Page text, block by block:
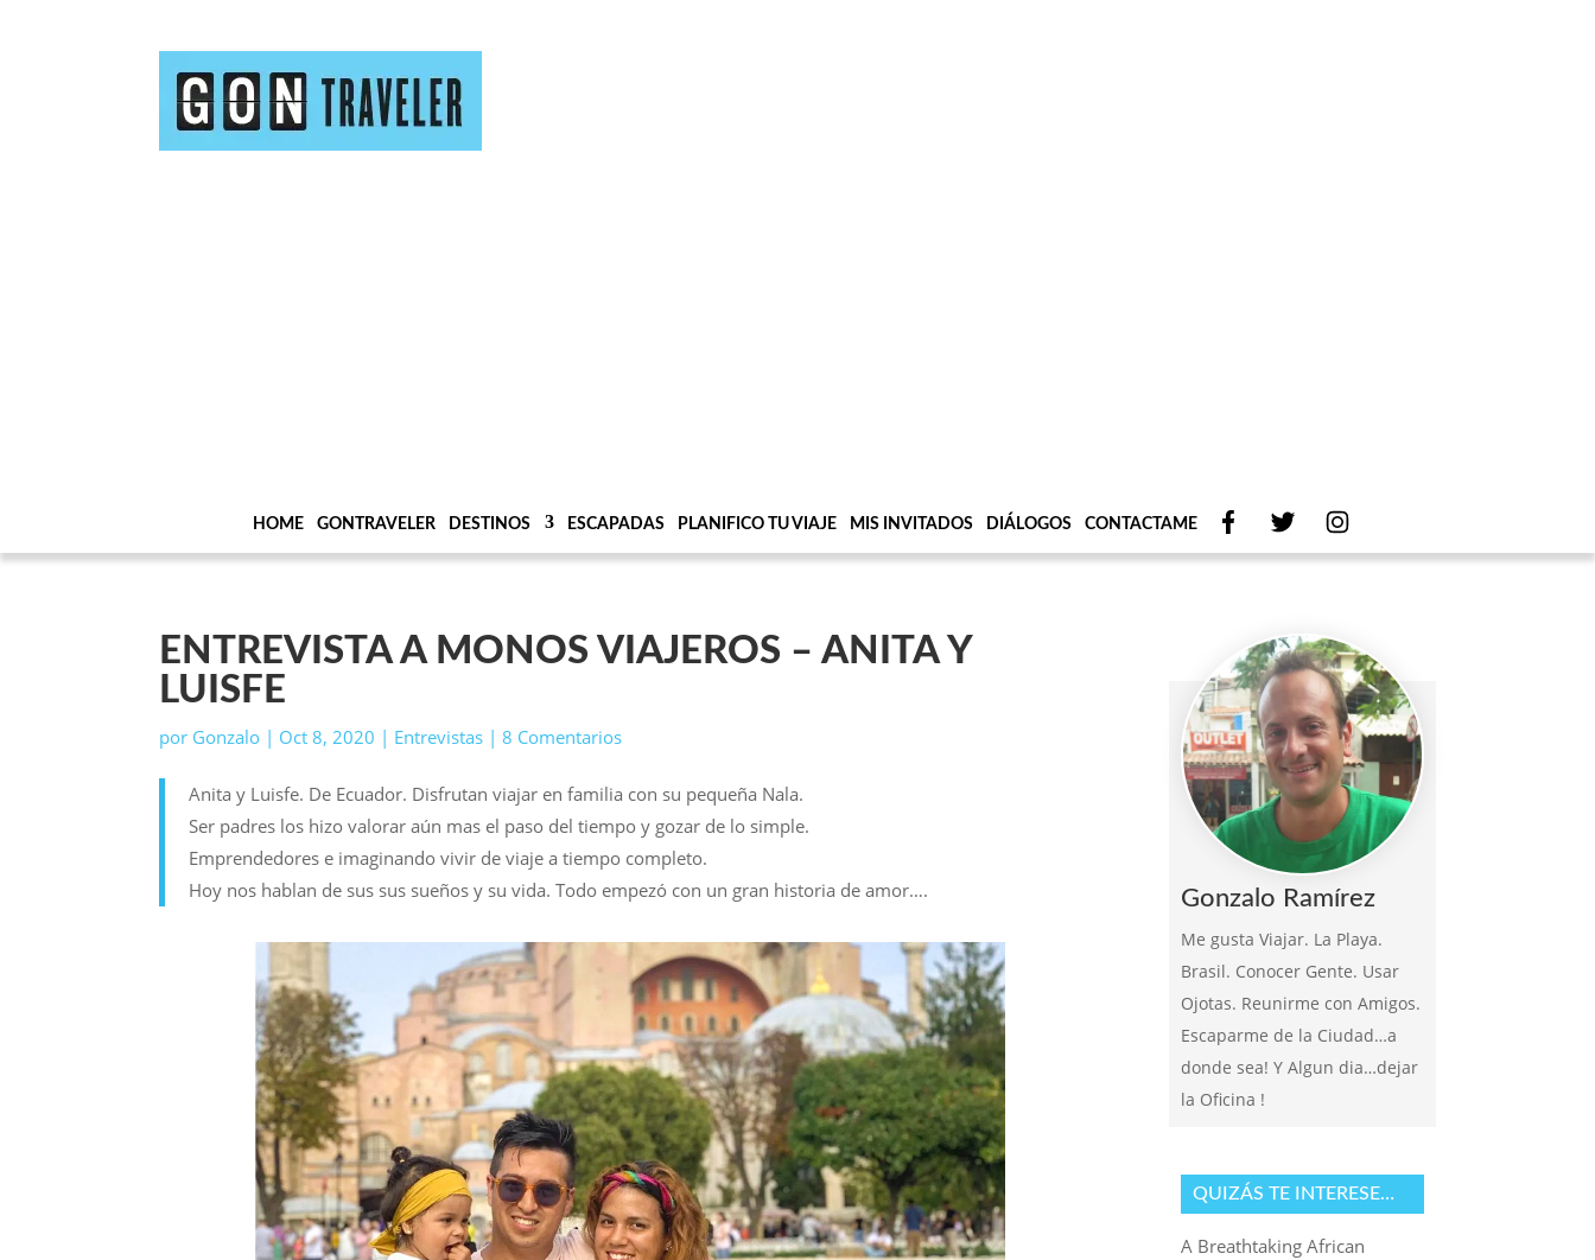
HOME GONTRAVELER DESTINOS ESCAPADAS PLANIFICO TU VIAJE MIS INVITADOS DIÁLOGOS CONTACTAME
ENTREVISTA A MONOS VIAJEROS – ANITA Y
LUISFE
por Gonzalo | Oct 8, 2020 | Entrevistas |8 Comentarios
Anita y Luisfe. De Ecuador. Disfrutan viajar en familia con su pequeña Nala.
Ser padres los hizo valorar aún mas el paso del tiempo y gozar de lo simple.
Emprendedores e imaginando vivir de viaje a tiempo completo.
Hoy nos hablan de sus sus sueños y su vida. Todo empezó con un gran historia de amor….
Gonzalo Ramírez
Me gusta Viajar. La Playa.
Brasil. Conocer Gente. Usar
Ojotas. Reunirme con Amigos.
Escaparme de la Ciudad…a
donde sea! Y Algun dia…dejar
la Oficina !
QUIZÁS TE INTERESE…
A Breathtaking African